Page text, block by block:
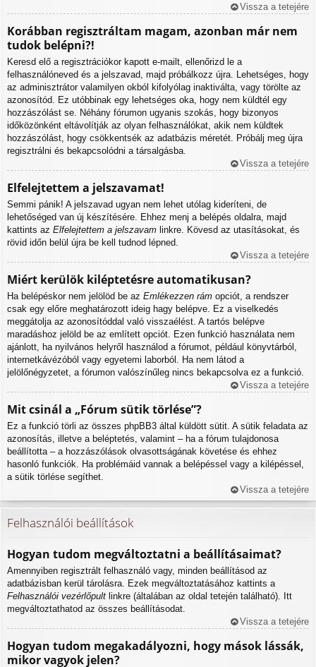
Vissza a tetejére
Korábban regisztráltam magam, azonban már nem
tudok belépni?!
Keresd elő a regisztrációkor kapott e-mailt, ellenőrizd le a
felhasználóneved és a jelszavad, majd próbálkozz újra. Lehetséges, hogy
az adminisztrátor valamilyen okból kifolyólag inaktiválta, vagy törölte az
azonosítód. Ez utóbbinak egy lehetséges oka, hogy nem küldtél egy
hozzászólást se. Néhány fórumon ugyanis szokás, hogy bizonyos
időközönként eltávolítják az olyan felhasználókat, akik nem küldtek
hozzászólást, hogy csökkentsék az adatbázis méretét. Próbálj meg újra
regisztrálni és bekapcsolódni a társalgásba.
Vissza a tetejére
Elfelejtettem a jelszavamat!
Semmi pánik! A jelszavad ugyan nem lehet utólag kideríteni, de
lehetőséged van új készítésére. Ehhez menj a belépés oldalra, majd
kattints az Elfelejtettem a jelszavam linkre. Kövesd az utasításokat, és
rövid időn belül újra be kell tudnod lépned.
Vissza a tetejére
Miért kerülök kiléptetésre automatikusan?
Ha belépéskor nem jelölöd be az Emlékezzen rám opciót, a rendszer
csak egy előre meghatározott ideig hagy belépve. Ez a viselkedés
meggátolja az azonosítóddal való visszaélést. A tartós belépve
maradáshoz jelöld be az említett opciót. Ezen funkció használata nem
ajánlott, ha nyilvános helyről használod a fórumot, például könyvtárból,
internetkávézóból vagy egyetemi laborból. Ha nem látod a
jelölőnégyzetet, a fórumon valószínűleg nincs bekapcsolva ez a funkció.
Vissza a tetejére
Mit csinál a „Fórum sütik törlése”?
Ez a funkció törli az összes phpBB3 által küldött sütit. A sütik feladata az
azonosítás, illetve a beléptetés, valamint – ha a fórum tulajdonosa
beállította – a hozzászólások olvasottságának követése és ehhez
hasonló funkciók. Ha problémáid vannak a belépéssel vagy a kilépéssel,
a sütik törlése segíthet.
Vissza a tetejére
Felhasználói beállítások
Hogyan tudom megváltoztatni a beállításaimat?
Amennyiben regisztrált felhasználó vagy, minden beállításod az
adatbázisban kerül tárolásra. Ezek megváltoztatásához kattints a
Felhasználói vezérlőpult linkre (általában az oldal tetején található). Itt
megváltoztathatod az összes beállításodat.
Vissza a tetejére
Hogyan tudom megakadályozni, hogy mások lássák,
mikor vagyok jelen?